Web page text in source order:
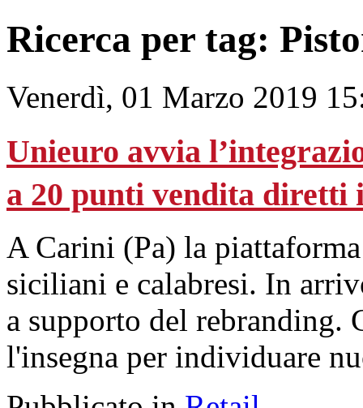
Ricerca per tag:
Venerdì, 01 Marzo 2019
Unieuro avvia
a 20 punti vendita diretti
A Carini (Pa) la
siciliani e calabresi. In
a supporto del rebranding.
l'insegna per individuare